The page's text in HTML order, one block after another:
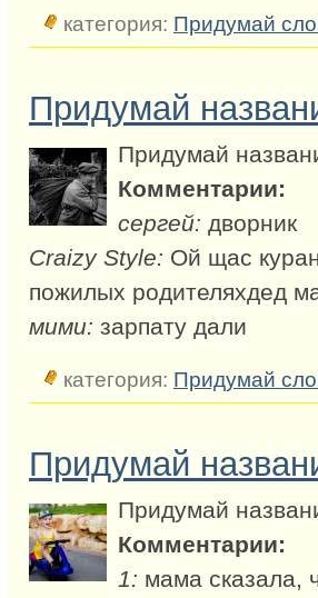
категория: Придумай
Придумай
Придумай
Комментарии:
сергей: дворник
Craizy Style: Ой щас
пожилых родителяхдед
мими: зарпату дали
категория: Придумай
Придумай
Придумай
Комментарии:
1: мама сказала,